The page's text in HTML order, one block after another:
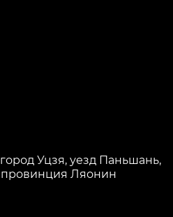
Уцзя, уезд Паньшань,
провинция Ляонин